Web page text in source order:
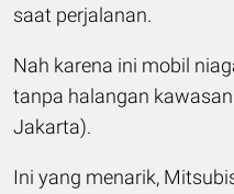
saat perjalanan.
Nah karena ini mobil
tanpa halangan
Jakarta).
Ini yang menarik,